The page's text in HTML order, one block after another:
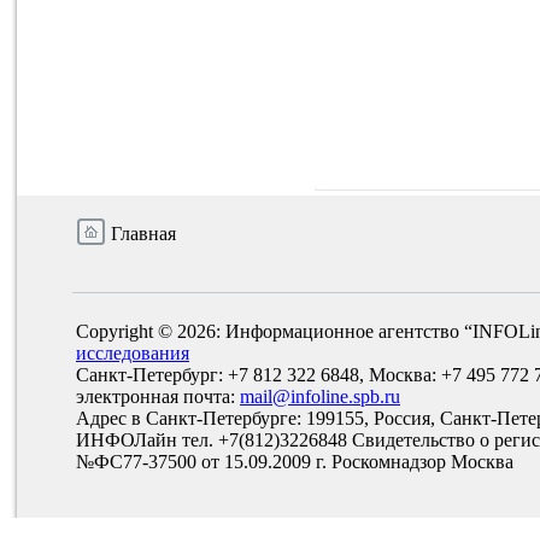
Главная
Copyright © 2026: Информационное агентство
исследования
Санкт-Петербург: +7 812 322 6848, Москва: +7 495 772
электронная почта: mail@infoline.spb.ru
Адрес в Санкт-Петербурге: 199155, Россия, Санкт-
ИНФОЛайн тел. +7(812)3226848 Свидетельство о
№ФС77-37500 от 15.09.2009 г. Роскомнадзор Москва